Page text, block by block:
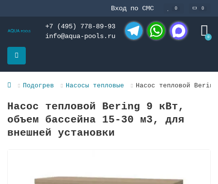
Вход по СМС 0 0
+7 (495) 778-89-93
info@aqua-pools.ru
0
Подогрев Насосы тепловые Насос тепловой
Насос тепловой Bering 9 кВт,
объем бассейна 15-30 м3, для
внешней установки